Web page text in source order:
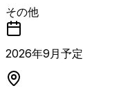
ョンです。 AIコーディン
計・実装・コードレビュ
を牽引します。 タスク管
どの統率業務はAIや各種
な意思決定やステークホ
その他
2026年9 月予定